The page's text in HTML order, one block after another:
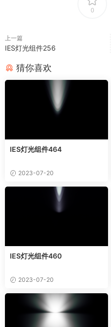
0
上一篇
IES灯光组件256
猜你喜欢
IES灯光组件464
2023-07-20
IES灯光组件460
2023-07-20